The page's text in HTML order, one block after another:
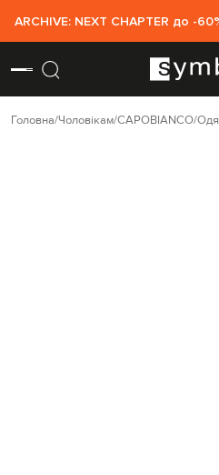
ARCHIVE: NEXT CHAPTER до -
Головна Чоловікам CAPOBIANCO